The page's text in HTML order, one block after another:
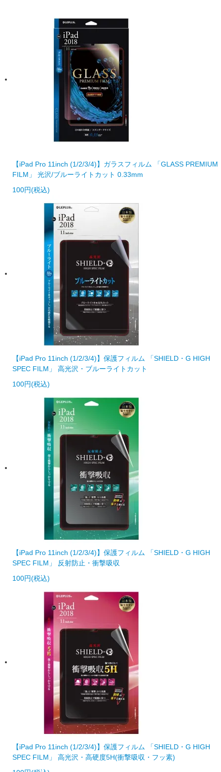
【iPad Pro 11inch (1/2/3/4)】ガラスフィルム 「GLASS PREMIUM
FILM」 光沢/ブルーライトカット 0.33mm
100円(税込)
【iPad Pro 11inch (1/2/3/4)】保護フィルム 「SHIELD・G HIGH
SPEC FILM」 高光沢・ブルーライトカット
100円(税込)
【iPad Pro 11inch (1/2/3/4)】保護フィルム 「SHIELD・G HIGH
SPEC FILM」 反射防止・衝撃吸収
100円(税込)
【iPad Pro 11inch (1/2/3/4)】保護フィルム 「SHIELD・G HIGH
SPEC FILM」 高光沢・高硬度5H(衝撃吸収・フッ素)